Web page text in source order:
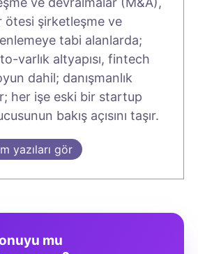
ötesi şirketleşme ve
tabi alanlarda;
varlık altyapısı, fintech
dahil; danışmanlık
her işe eski bir startup
bakış açısını taşır.
yazıları gör
mu